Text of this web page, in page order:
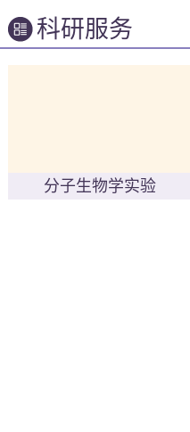
科研服务
分子生物学实验